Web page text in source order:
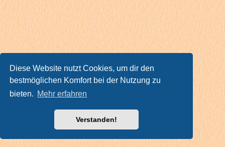
Diese Website nutzt Cookies, um dir den
bestmöglichen Komfort bei der Nutzung zu
bieten. Mehr erfahren
Verstanden!